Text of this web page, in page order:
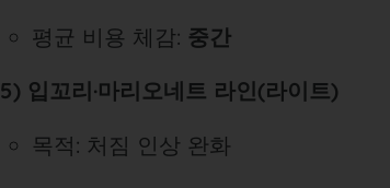
평균 비용 체감: 중간
5) 입꼬리·마리오네트 라인(라이트)
목적: 처짐 인상 완화